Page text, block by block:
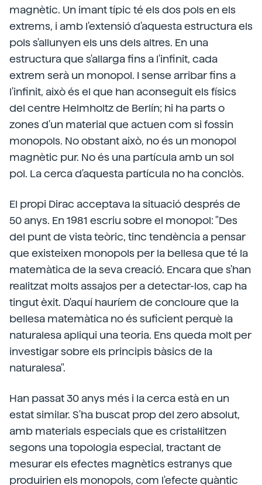
magnètic. Un imant típic té els dos pols en els
extrems, i amb l'extensió d'aquesta estructura els
pols s'allunyen els uns dels altres. En una
estructura que s'allarga fins a l'infinit, cada
extrem serà un monopol. I sense arribar fins a
l'infinit, això és el que han aconseguit els físics
del centre Helmholtz de Berlín; hi ha parts o
zones d'un material que actuen com si fossin
monopols. No obstant això, no és un monopol
magnètic pur. No és una partícula amb un sol
pol. La cerca d'aquesta partícula no ha conclòs.
El propi Dirac acceptava la situació després de
50 anys. En 1981 escriu sobre el monopol: "Des
del punt de vista teòric, tinc tendència a pensar
que existeixen monopols per la bellesa que té la
matemàtica de la seva creació. Encara que s'han
realitzat molts assajos per a detectar-los, cap ha
tingut èxit. D'aquí hauríem de concloure que la
bellesa matemàtica no és suficient perquè la
naturalesa apliqui una teoria. Ens queda molt per
investigar sobre els principis bàsics de la
naturalesa".
Han passat 30 anys més i la cerca està en un
estat similar. S'ha buscat prop del zero absolut,
amb materials especials que es cristal·litzen
segons una topologia especial, tractant de
mesurar els efectes magnètics estranys que
produirien els monopols, com l'efecte quàntic